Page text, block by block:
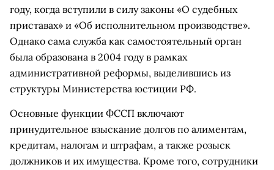
году, когда вступили в силу законы «О судебных
приставах» и «Об исполнительном производстве».
Однако сама служба как самостоятельный орган
была образована в 2004 году в рамках
административной реформы, выделившись из
структуры Министерства юстиции РФ.
Основные функции ФССП включают
принудительное взыскание долгов по алиментам,
кредитам, налогам и штрафам, а также розыск
должников и их имущества. Кроме того, сотрудники